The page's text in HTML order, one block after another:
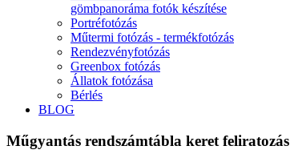
gömbpanoráma fotók készítése
Portréfotózás
Műtermi fotózás - termékfotózás
Rendezvényfotózás
Greenbox fotózás
Állatok fotózása
Bérlés
BLOG
Műgyantás rendszámtábla keret feliratozás